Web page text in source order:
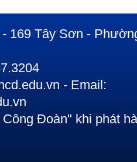
169 Tây Sơn -
- Email:
Đoàn" khi phát